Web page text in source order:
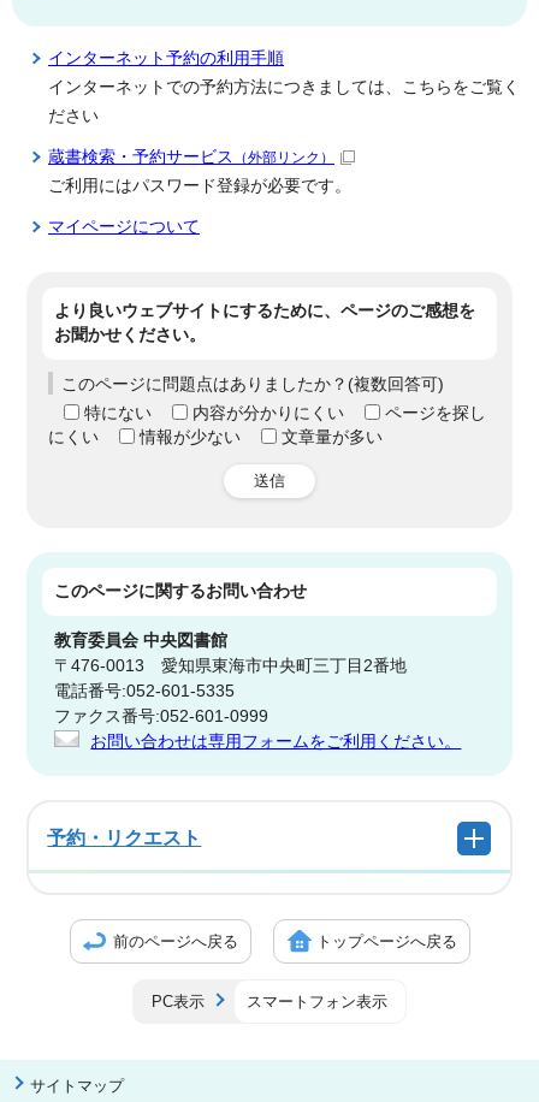
インターネット予約の利用手順
インターネットでの予約方法につきましては、こちらをご覧く
ださい
蔵書検索・予約サービス （外部リンク）
ご利用にはパスワード登録が必要です。
マイページについて
より良いウェブサイトにするために、ページのご感想を
お聞かせください。
このページに問題点はありましたか？(複数回答可)
特にない
内容が分かりにくい
ページを探し
にくい
情報が少ない 文章量が多い
送信
このページに関するお問い合わせ
教育委員会中央図書館
〒476-0013 愛知県東海市中央町三丁目2番地
電話番号:052-601-5335
ファクス番号:052-601-0999
お問い合わせは専用フォームをご利用ください。
予約・リクエスト
前のページへ戻る トップページへ戻る
PC表示 スマートフォン表示
サイトマップ